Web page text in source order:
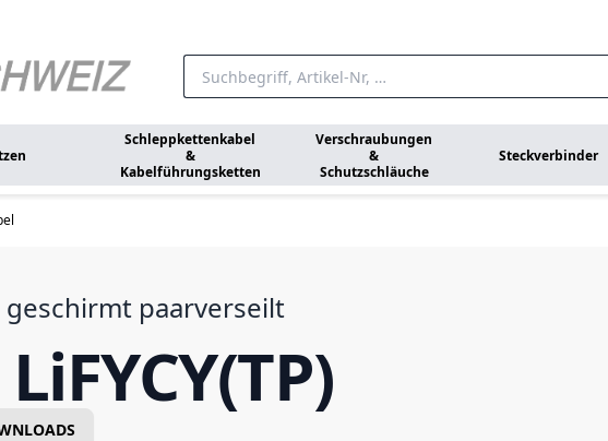
Schleppkettenkabel
&
Kabelführungsketten
Verschraubungen
&
Schutzschläuche
Steckverbinder
paarverseilt